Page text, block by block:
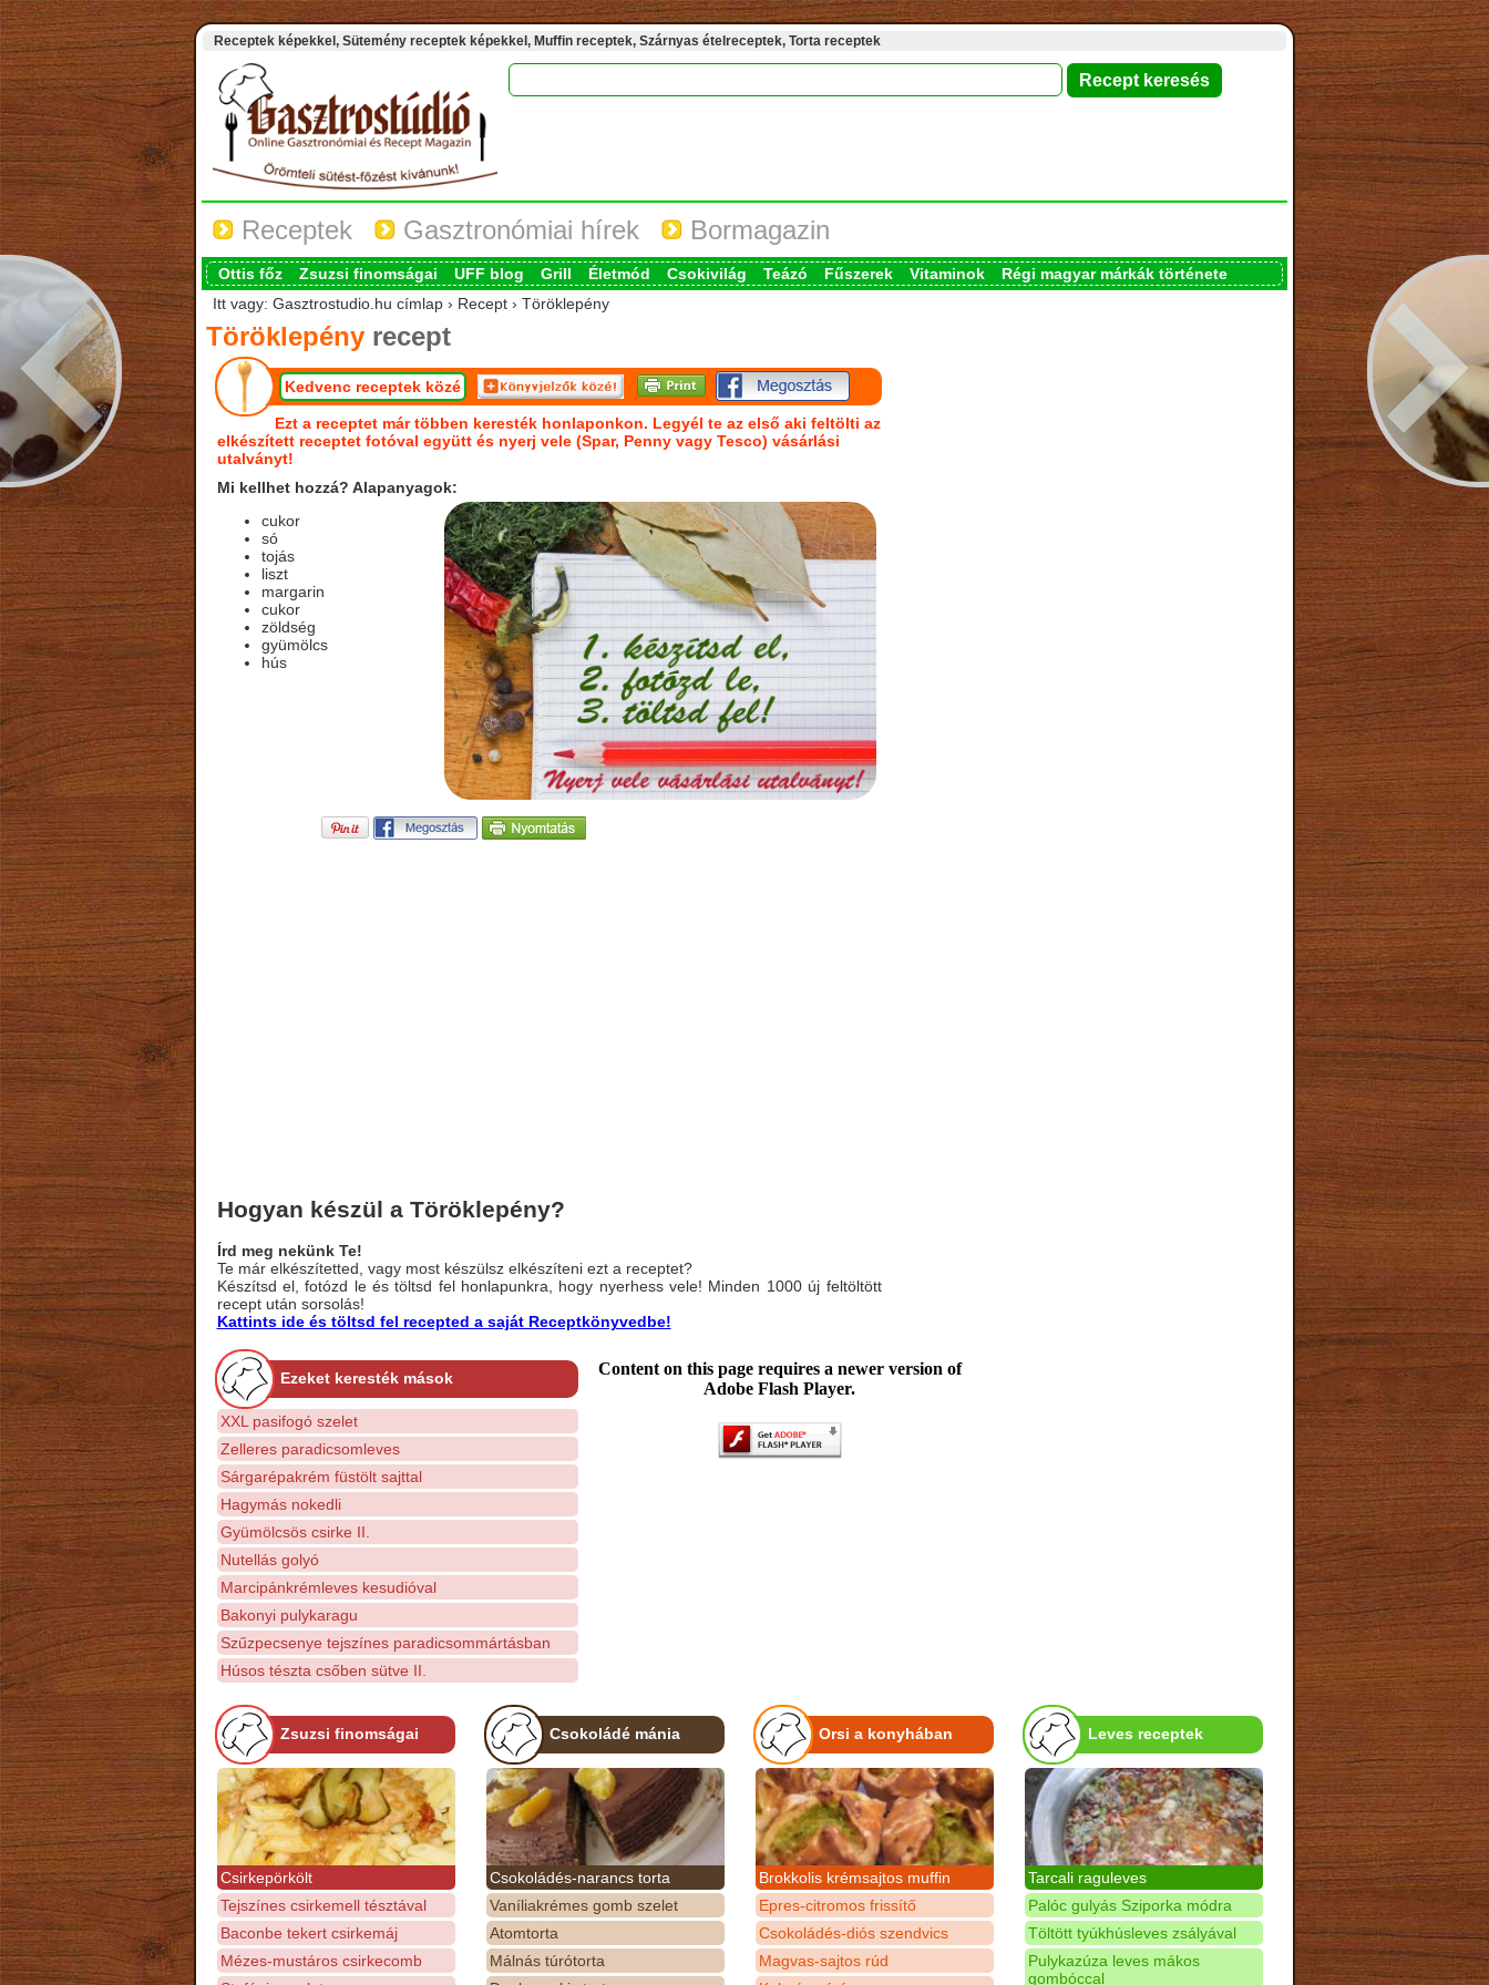
Receptek képekkel, Sütemény receptek képekkel, Muffin receptek, Szárnyas ételreceptek, Torta receptek
Receptek Gasztronómiai hírek Bormagazin
Ottis főz Zsuzsi finomságai UFF blog Grill Életmód Csokivilág Teázó Fűszerek Vitaminok
Régi magyar márkák története
Itt vagy: Gasztrostudio.hu címlap › Recept › Töröklepény
Töröklepényrecept
Kedvenc receptek közé
Ezt a receptet már többen keresték honlaponkon. Legyél te az első aki feltölti az
elkészített receptet fotóval együtt és nyerj vele (Spar, Penny vagy Tesco) vásárlási
utalványt!
Mi kellhet hozzá? Alapanyagok:
cukor
só
tojás
liszt
margarin
cukor
zöldség
gyümölcs
hús
Hogyan készül a Töröklepény?
Írd meg nekünk Te!
Te már elkészítetted, vagy most készülsz elkészíteni ezt a receptet?
Készítsd el, fotózd le és töltsd fel honlapunkra, hogy nyerhess vele! Minden 1000 új feltöltött
recept után sorsolás!
Kattints ide és töltsd fel recepted a saját Receptkönyvedbe!
Ezeket keresték mások
XXL pasifogó szelet
Zelleres paradicsomleves
Sárgarépakrém füstölt sajttal
Hagymás nokedli
Gyümölcsös csirke II.
Nutellás golyó
Marcipánkrémleves kesudióval
Bakonyi pulykaragu
Szűzpecsenye tejszínes paradicsommártásban
Húsos tészta csőben sütve II.
Content on this page requires a newer version of
Adobe Flash Player.
Zsuzsi finomságai
Csirkepörkölt
Tejszínes csirkemell tésztával
Baconbe tekert csirkemáj
Mézes-mustáros csirkecomb
Csokoládé mánia
Csokoládés-narancs torta
Vaníliakrémes gomb szelet
Atomtorta
Málnás túrótorta
Orsi a konyhában
Brokkolis krémsajtos muffin
Epres-citromos frissítő
Csokoládés-diós szendvics
Magvas-sajtos rúd
Leves receptek
Tarcali raguleves
Palóc gulyás Sziporka módra
Töltött tyúkhúsleves zsályával
Pulykazúza leves mákos
gombóccal